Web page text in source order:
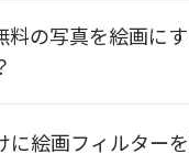
料の写真を絵画に
に絵画フィルター